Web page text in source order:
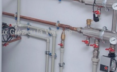
Grézieu la Varenne